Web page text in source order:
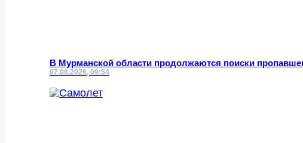
В Мурманской области продолжаются поиски
07.08.2026, 09:54